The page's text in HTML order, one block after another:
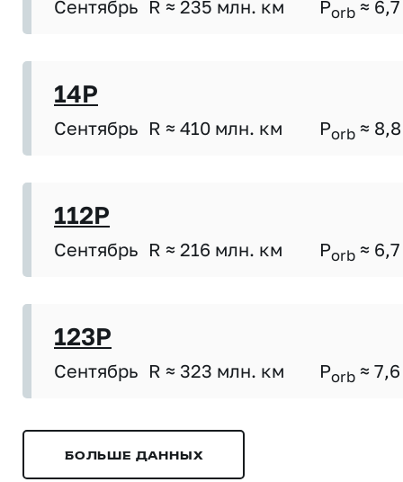
Сентябрь R ≈ 235 млн. км Porb ≈ 6,7
14P
Сентябрь R ≈ 410 млн. км Porb ≈ 8,8
112P
Сентябрь R ≈ 216 млн. км Porb ≈ 6,7
123P
Сентябрь R ≈ 323 млн. км Porb ≈ 7,6
БОЛЬШЕ ДАННЫХ